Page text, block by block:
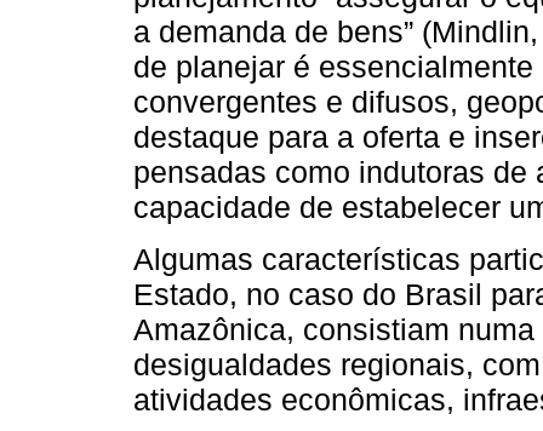
a demanda de bens”
de planejar é
convergentes e difusos,
destaque para a oferta e
pensadas como indutoras
capacidade de estabelecer
Algumas características
Estado, no caso do Brasil
Amazônica, consistiam
desigualdades regionais,
atividades econômicas,